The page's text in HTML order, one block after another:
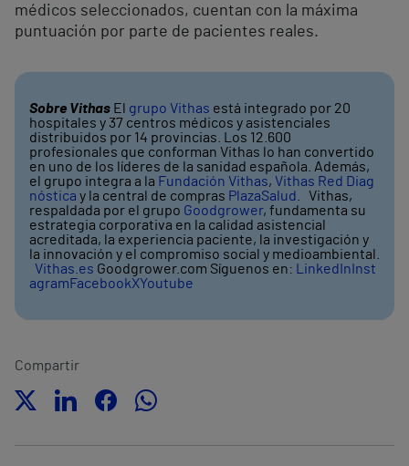
médicos seleccionados, cuentan con la máxima
puntuación por parte de pacientes reales.
Sobre Vithas El grupo Vithas está integrado por 20
hospitales y 37 centros médicos y asistenciales
distribuidos por 14 provincias. Los 12.600
profesionales que conforman Vithas lo han convertido
en uno de los líderes de la sanidad española. Además,
el grupo integra a la Fundación Vithas, Vithas Red Diag
nóstica y la central de compras PlazaSalud
. Vithas,
respaldada por el grupo Goodgrower, fundamenta su
estrategia corporativa en la calidad asistencial
acreditada, la experiencia paciente, la investigación y
la innovación y el compromiso social y medioambiental.
Vithas.es Goodgrower.com Síguenos en: LinkedIn Inst
agramFacebookXYoutube
Compartir